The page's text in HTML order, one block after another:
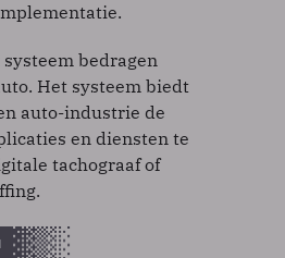
bedragen
Het systeem biedt
auto-industrie de
en diensten te
tachograaf of